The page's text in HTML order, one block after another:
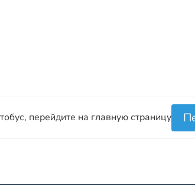
перейдите на главную страницу